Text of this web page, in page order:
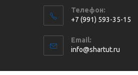
Телефон:
+7 (991) 593-35-15
в
вашем
Email:
info@shartut.ru